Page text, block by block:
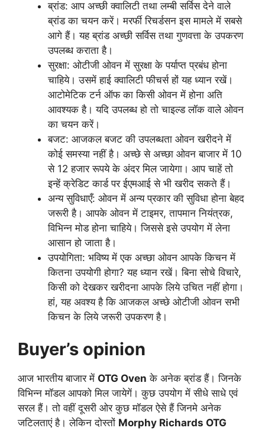
ब्रांड: आप अच्छी क्वालिटी तथा लम्बी सर्विस देने वाले
ब्रांड का चयन करें। मरर्फी रिचर्डसन इस मामले में सबसे
आगे हैं। यह ब्रांड अच्छी सर्विस तथा गुणवत्ता के उपकरण
उपलब्ध कराता है।
सुरक्षा: ओटीजी ओवन में सुरक्षा के पर्याप्त प्रबंध होना
चाहिये। उसमें हाई क्वालिटी फीचर्स हों यह ध्यान रखें।
आटोमेटिक टर्न ऑफ का किसी ओवन में होना अति
आवश्यक है। यदि उपलब्ध हो तो चाइल्ड लॉक वाले ओवन
का चयन करें।
बजट: आजकल बजट की उपलब्धता ओवन खरीदने में
कोई समस्या नहीं है। अच्छे से अच्छा ओवन बाजार में 10
से 12 हजार रूपये के अंदर मिल जायेगा। आप चाहें तो
इन्हें क्रेडिट कार्ड पर ईएमआई से भी खरीद सकते हैं।
अन्य सुविधाएँ: ओवन में अन्य प्रकार की सुविधा होना बेहद
जरूरी है। आपके ओवन में टाइमर, तापमान नियंत्रक,
विभिन्न मोड होना चाहिये। जिससे इसे उपयोग में लेना
आसान हो जाता है।
उपयोगिता: भविष्य में एक अच्छा ओवन आपके किचन में
कितना उपयोगी होगा? यह ध्यान रखें। बिना सोचे विचारे,
किसी को देखकर खरीदना आपके लिये उचित नहीं होगा।
हां, यह अवश्य है कि आजकल अच्छे ओटीजी ओवन सभी
किचन के लिये जरूरी उपकरण है।
Buyer’s opinion
आज भारतीय बाजार में OTG Oven के अनेक ब्रांड हैं। जिनके
विभिन्न मॉडल आपको मिल जायेगें। कुछ उपयोग में सीधे साधे एवं
सरल हैं। तो वहीं दूसरी ओर कुछ मॉडल ऐसे हैं जिनमे अनेक
जटिलताएं है। लेकिन दोस्तों Morphy Richards OTG